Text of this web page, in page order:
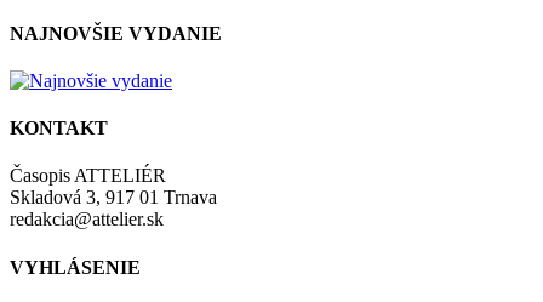
NAJNOVŠIE VYDANIE
KONTAKT
Časopis ATTELIÉR
Skladová 3, 917 01 Trnava
redakcia@attelier.sk
VYHLÁSENIE